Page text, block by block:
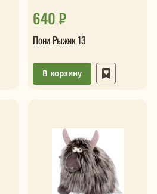
640 ₽
Пони Рыжик 13
В корзину